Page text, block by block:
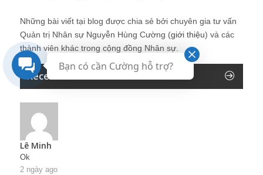
Những bài viết tại blog được chia sẻ bởi chuyên gia tư vấn
Quản trị Nhân sự Nguyễn Hùng Cường (giới thiệu) và các
thành viên khác trong cộng đồng Nhân sự.
Recent Comments
Lê Minh
Ok
2 ngày ago
Bạn có cần Cường hỗ trợ?